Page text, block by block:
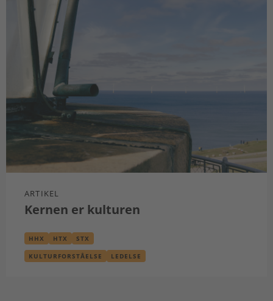
ARTIKEL
Kernen er kulturen
HHX HTX STX
KULTURFORSTÅELSE LEDELSE